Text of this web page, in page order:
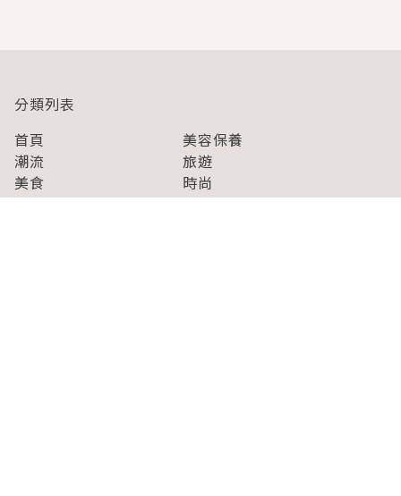
分類列表
首頁
美容保養
潮流
旅遊
美食
時尚
藝能娛樂
購物